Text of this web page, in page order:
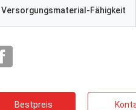
Versorgungsmaterial-Fähigkeit
Bestpreis